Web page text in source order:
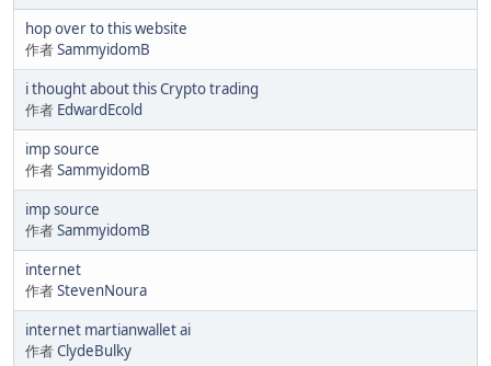
hop over to this website
作者SammyidomB
i thought about this Crypto trading
作者 EdwardEcold
imp source
作者SammyidomB
imp source
作者SammyidomB
internet
作者StevenNoura
internet martianwallet ai
作者ClydeBulky